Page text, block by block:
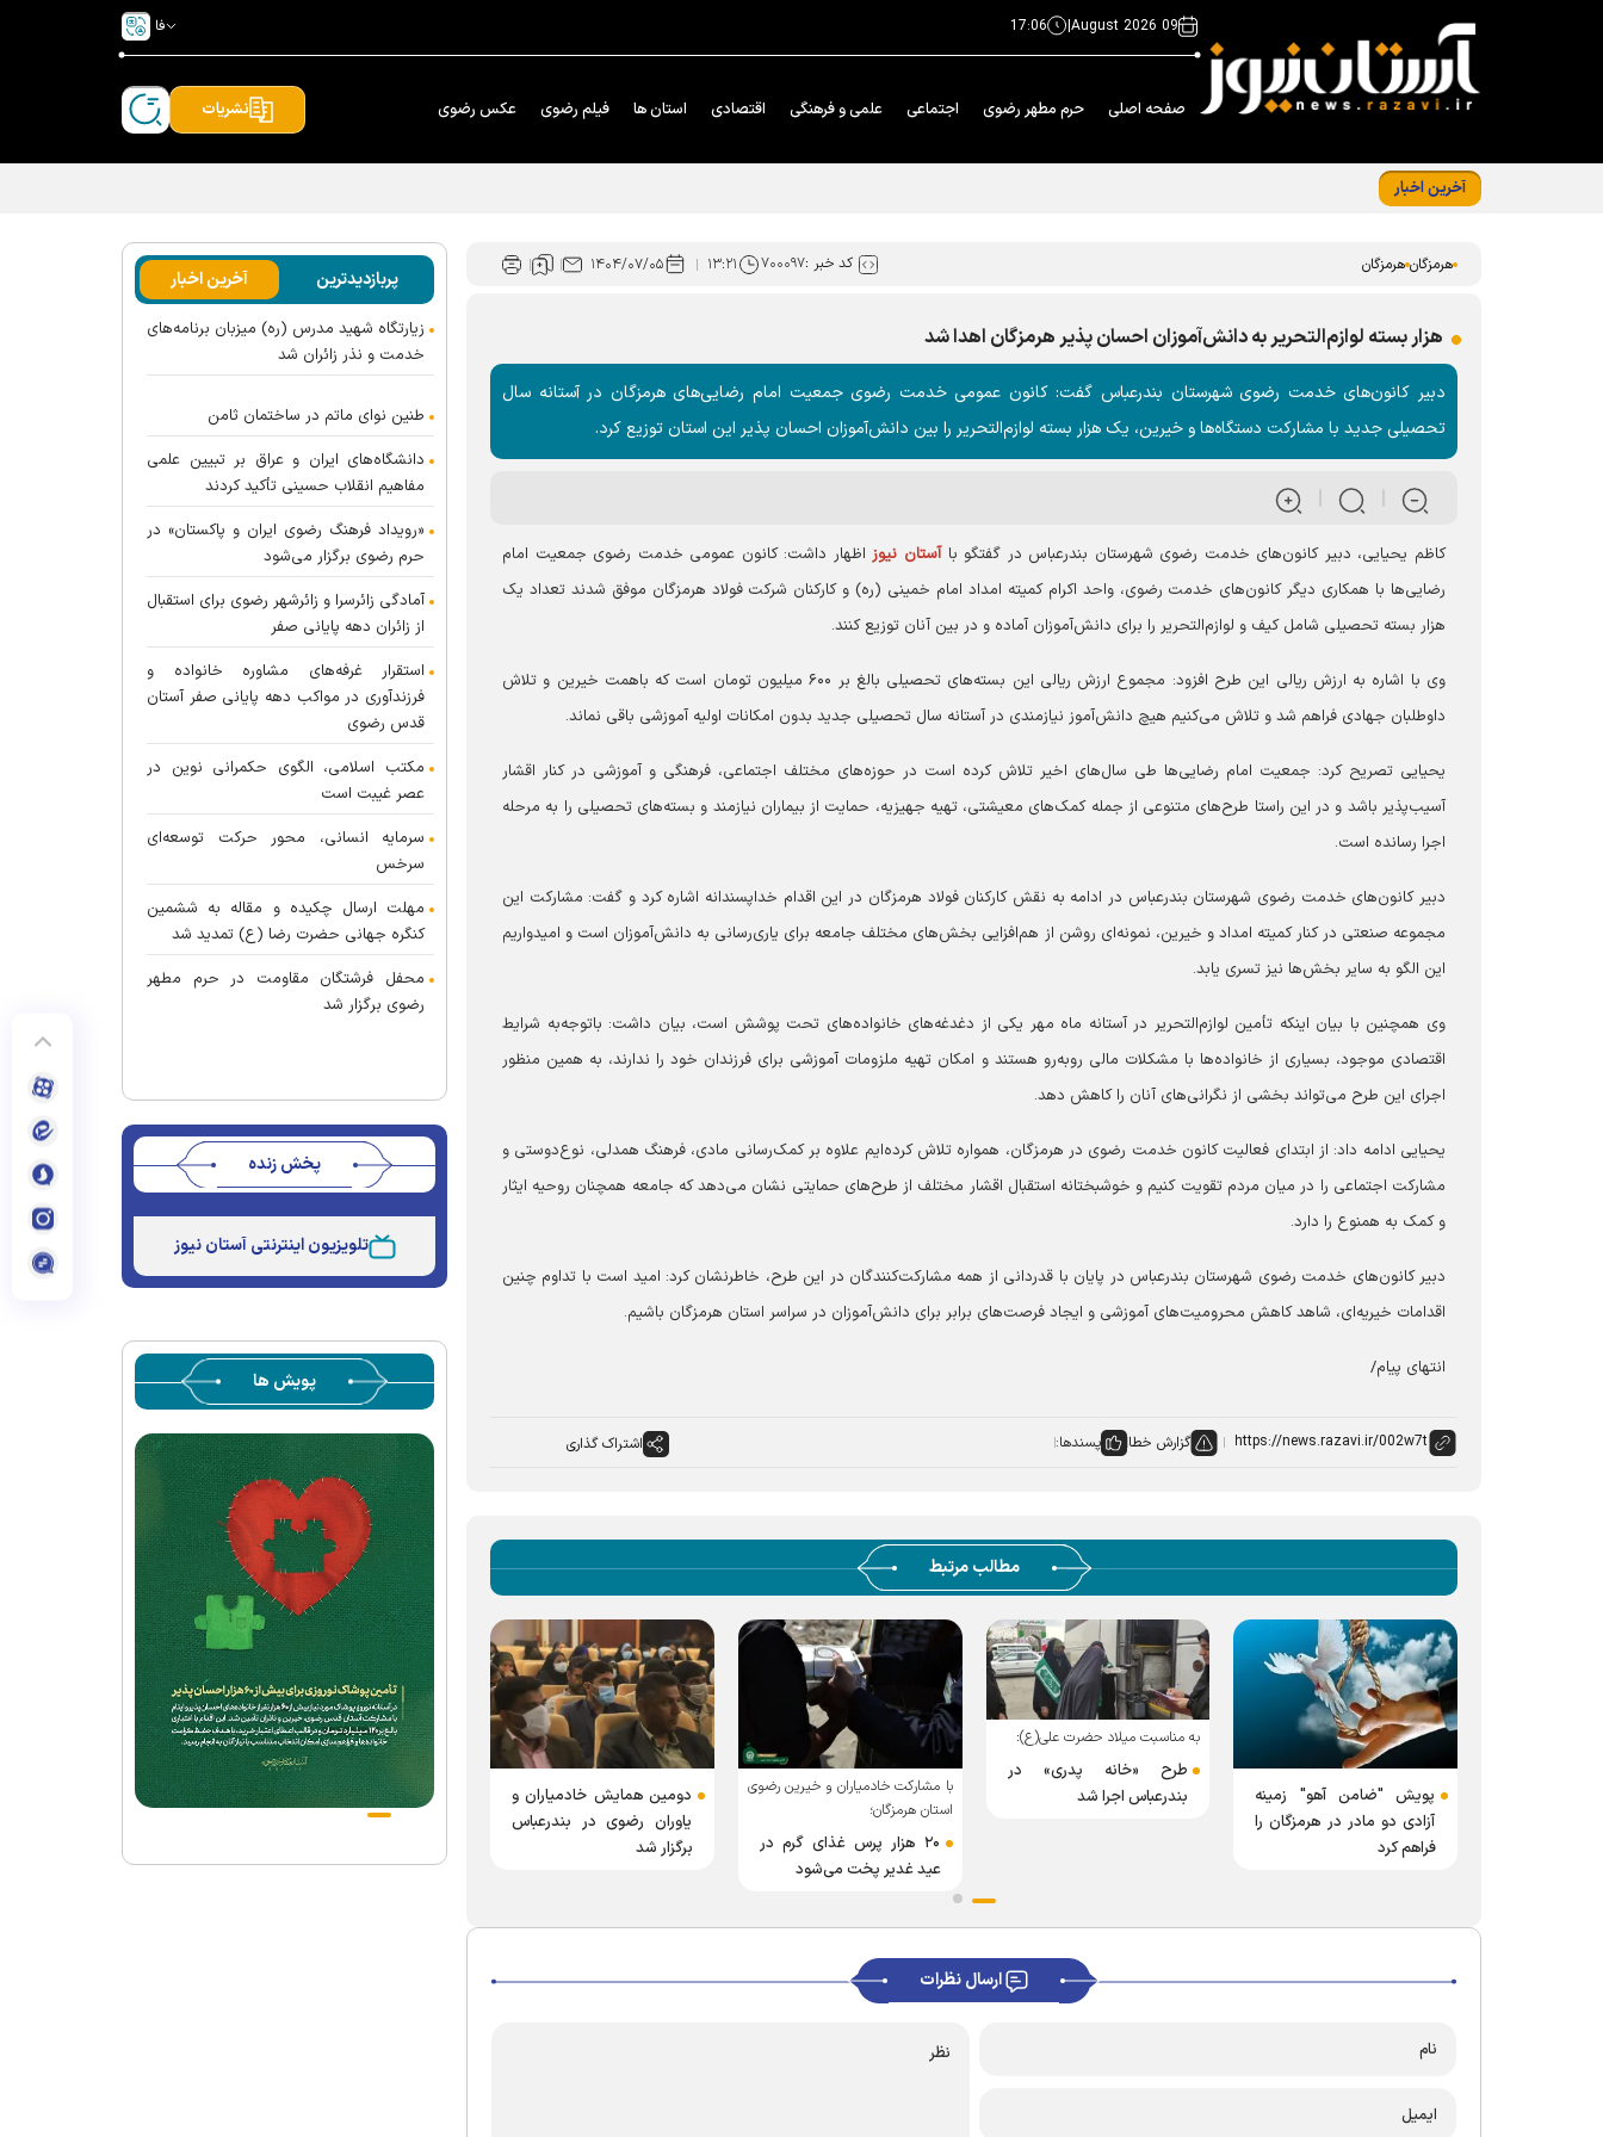
09 August 2026
|
17:06 فا
صفحه اصلی حرم مطهر رضوی اجتماعی علمی و فرهنگی اقتصادی استان ها فیلم رضوی عکس رضوی نشریات
آخرین اخبار
هرمزگان هرمزگان کد خبر :۷۰۰۰۹۷ ۱۳:۲۱ ۱۴۰۴/۰۷/۰۵
هزار بسته لوازم‌التحریر به دانش‌آموزان احسان پذیر هرمزگان اهدا شد
دبیر کانون‌های خدمت رضوی شهرستان بندرعباس گفت: کانون عمومی خدمت رضوی جمعیت امام رضایی‌های هرمزگان در آستانه سال
تحصیلی جدید با مشارکت دستگاه‌ها و خیرین، یک هزار بسته لوازم‌التحریر را بین دانش‌آموزان احسان پذیر این استان توزیع کرد.
کاظم یحیایی، دبیر کانون‌های خدمت رضوی شهرستان بندرعباس در گفتگو باآستان نیوزاظهار داشت: کانون عمومی خدمت رضوی جمعیت امام
رضایی‌ها با همکاری دیگر کانون‌های خدمت رضوی، واحد اکرام کمیته امداد امام خمینی (ره) و کارکنان شرکت فولاد هرمزگان موفق شدند تعداد یک
هزار بسته تحصیلی شامل کیف و لوازم‌التحریر را برای دانش‌آموزان آماده و در بین آنان توزیع کنند.
وی با اشاره به ارزش ریالی این طرح افزود: مجموع ارزش ریالی این بسته‌های تحصیلی بالغ بر ۶۰۰ میلیون تومان است که باهمت خیرین و تلاش
داوطلبان جهادی فراهم شد و تلاش می‌کنیم هیچ دانش‌آموز نیازمندی در آستانه سال تحصیلی جدید بدون امکانات اولیه آموزشی باقی نماند.
یحیایی تصریح کرد: جمعیت امام رضایی‌ها طی سال‌های اخیر تلاش کرده است در حوزه‌های مختلف اجتماعی، فرهنگی و آموزشی در کنار اقشار
آسیب‌پذیر باشد و در این راستا طرح‌های متنوعی از جمله کمک‌های معیشتی، تهیه جهیزیه، حمایت از بیماران نیازمند و بسته‌های تحصیلی را به مرحله
اجرا رسانده است.
دبیر کانون‌های خدمت رضوی شهرستان بندرعباس در ادامه به نقش کارکنان فولاد هرمزگان در این اقدام خداپسندانه اشاره کرد و گفت: مشارکت این
مجموعه صنعتی در کنار کمیته امداد و خیرین، نمونه‌ای روشن از هم‌افزایی بخش‌های مختلف جامعه برای یاری‌رسانی به دانش‌آموزان است و امیدواریم
این الگو به سایر بخش‌ها نیز تسری یابد.
وی همچنین با بیان اینکه تأمین لوازم‌التحریر در آستانه ماه مهر یکی از دغدغه‌های خانواده‌های تحت پوشش است، بیان داشت: باتوجه‌به شرایط
اقتصادی موجود، بسیاری از خانواده‌ها با مشکلات مالی روبه‌رو هستند و امکان تهیه ملزومات آموزشی برای فرزندان خود را ندارند، به همین منظور
اجرای این طرح می‌تواند بخشی از نگرانی‌های آنان را کاهش دهد.
یحیایی ادامه داد: از ابتدای فعالیت کانون خدمت رضوی در هرمزگان، همواره تلاش کرده‌ایم علاوه بر کمک‌رسانی مادی، فرهنگ همدلی، نوع‌دوستی و
مشارکت اجتماعی را در میان مردم تقویت کنیم و خوشبختانه استقبال اقشار مختلف از طرح‌های حمایتی نشان می‌دهد که جامعه همچنان روحیه ایثار
و کمک به همنوع را دارد.
دبیر کانون‌های خدمت رضوی شهرستان بندرعباس در پایان با قدردانی از همه مشارکت‌کنندگان در این طرح، خاطرنشان کرد: امید است با تداوم چنین
اقدامات خیریه‌ای، شاهد کاهش محرومیت‌های آموزشی و ایجاد فرصت‌های برابر برای دانش‌آموزان در سراسر استان هرمزگان باشیم.
انتهای پیام/
گزارش خطا پسندها: اشتراک گذاری
مطالب مرتبط
پویش "ضامن آهو" زمینه
آزادی دو مادر در هرمزگان را
فراهم کرد
به مناسبت میلاد حضرت علی(ع):
طرح «خانه پدری» در
بندرعباس اجرا شد
با مشارکت خادمیاران و خیرین رضوی
استان هرمزگان؛
۲۰ هزار پرس غذای گرم در
عید غدیر پخت می‌شود
دومین همایش خادمیاران و
یاوران رضوی در بندرعباس
برگزار شد
زائرسرای هرمزگانی‌ها در
مشهد ساخته می‌شود
ارسال نظرات
پربازدیدترین آخرین اخبار
زیارتگاه شهید مدرس (ره) میزبان برنامه‌های
خدمت و نذر زائران شد
طنین نوای ماتم در ساختمان ثامن
دانشگاه‌های ایران و عراق بر تبیین علمی
مفاهیم انقلاب حسینی تأکید کردند
«رویداد فرهنگ رضوی ایران و پاکستان» در
حرم رضوی برگزار می‌شود
آمادگی زائرسرا و زائرشهر رضوی برای استقبال
از زائران دهه پایانی صفر
استقرار غرفه‌های مشاوره خانواده و
فرزندآوری در مواکب دهه پایانی صفر آستان
قدس رضوی
مکتب اسلامی، الگوی حکمرانی نوین در
عصر غیبت است
سرمایه انسانی، محور حرکت توسعه‌ای
سرخس
مهلت ارسال چکیده و مقاله به ششمین
کنگره جهانی حضرت رضا (ع) تمدید شد
محفل فرشتگان مقاومت در حرم مطهر
رضوی برگزار شد
پخش زنده
تلویزیون اینترنتی آستان نیوز
پویش ها